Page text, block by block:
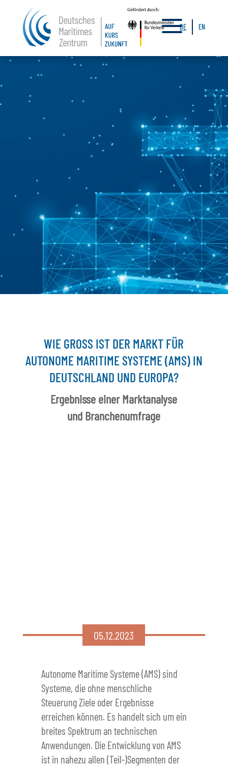
a
DE EN
WIE GROSS IST DER MARKT FÜR A
UTONOME MARITIME SYSTEME (AMS) IN D
EUTSCHLAND UND EUROPA?
Ergebnisse einer Marktanalyse
und Branchenumfrage
05.12.2023
Autonome Maritime Systeme (AMS) sind
Systeme, die ohne menschliche
Steuerung Ziele oder Ergebnisse
erreichen können. Es handelt sich um ein
breites Spektrum an technischen
Anwendungen. Die Entwicklung von AMS
ist in nahezu allen (Teil-)Segmenten der